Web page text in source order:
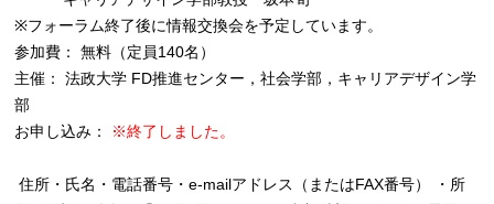
※フォーラム終了後に情報交換会を予定しています。
参加費： 無料（定員140名）
主催： 法政大学 FD推進センター，社会学部，キャリアデザイン学
部
お申し込み： ※終了しました。
住所・氏名・電話番号・e-mailアドレス（またはFAX番号） ・所